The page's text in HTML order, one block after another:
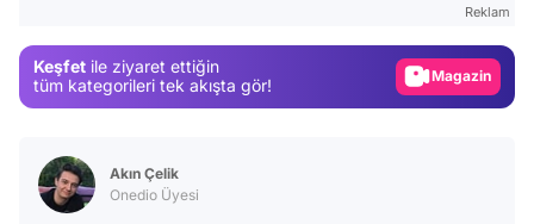
Reklam
Keşfet ile ziyaret ettiğin
tüm kategorileri tek akışta gör!
Magazin
Akın Çelik
Onedio Üyesi